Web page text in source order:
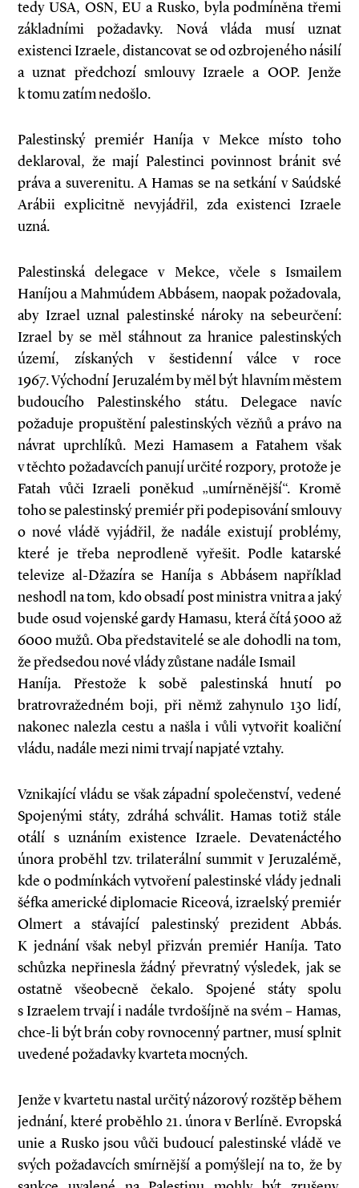
tedy USA, OSN, EU a Rusko, byla podmíněna třemi
základními požadavky. Nová vláda musí uznat
existenci Izraele, distancovat se od ozbrojeného násilí
a uznat předchozí smlouvy Izraele a OOP. Jenže
k tomu zatím nedošlo.
Palestinský premiér Haníja v Mekce místo toho
deklaroval, že mají Palestinci povinnost bránit své
práva a suverenitu. A Hamas se na setkání v Saúdské
Arábii explicitně nevyjádřil, zda existenci Izraele
uzná.
Palestinská delegace v Mekce, včele s Ismailem
Haníjou a Mahmúdem Abbásem, naopak požadovala,
aby Izrael uznal palestinské nároky na sebeurčení:
Izrael by se měl stáhnout za hranice palestinských
území, získaných v šestidenní válce v roce
1967. Východní Jeruzalém by měl být hlavním městem
budoucího Palestinského státu. Delegace navíc
požaduje propuštění palestinských vězňů a právo na
návrat uprchlíků. Mezi Hamasem a Fatahem však
v těchto požadavcích panují určité rozpory, protože je
Fatah vůči Izraeli poněkud „umírněnější“. Kromě
toho se palestinský premiér při podepisování smlouvy
o nové vládě vyjádřil, že nadále existují problémy,
které je třeba neprodleně vyřešit. Podle katarské
televize al-Džazíra se Haníja s Abbásem například
neshodl na tom, kdo obsadí post ministra vnitra a jaký
bude osud vojenské gardy Hamasu, která čítá 5000 až
6000 mužů. Oba představitelé se ale dohodli na tom,
že předsedou nové vlády zůstane nadále Ismail
Haníja. Přestože k sobě palestinská hnutí po
bratrovražedném boji, při němž zahynulo 130 lidí,
nakonec nalezla cestu a našla i vůli vytvořit koaliční
vládu, nadále mezi nimi trvají napjaté vztahy.
Vznikající vládu se však západní společenství, vedené
Spojenými státy, zdráhá schválit. Hamas totiž stále
otálí s uznáním existence Izraele. Devatenáctého
února proběhl tzv. trilaterální summit v Jeruzalémě,
kde o podmínkách vytvoření palestinské vlády jednali
šéfka americké diplomacie Riceová, izraelský premiér
Olmert a stávající palestinský prezident Abbás.
K jednání však nebyl přizván premiér Haníja. Tato
schůzka nepřinesla žádný převratný výsledek, jak se
ostatně všeobecně čekalo. Spojené státy spolu
s Izraelem trvají i nadále tvrdošíjně na svém – Hamas,
chce-li být brán coby rovnocenný partner, musí splnit
uvedené požadavky kvarteta mocných.
Jenže v kvartetu nastal určitý názorový rozštěp během
jednání, které proběhlo 21. února v Berlíně. Evropská
unie a Rusko jsou vůči budoucí palestinské vládě ve
svých požadavcích smírnější a pomýšlejí na to, že by